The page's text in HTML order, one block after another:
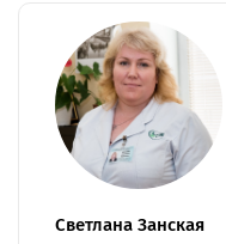
Светлана Занская